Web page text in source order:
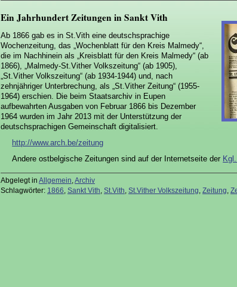
Ein Jahrhundert Zeitungen in Sankt Vith
Ab 1866 gab es in St.Vith eine deutschsprachige
Wochenzeitung, das „Wochenblatt für den Kreis Malmedy“,
die im Nachhinein als „Kreisblatt für den Kreis Malmedy“ (ab
1866), „Malmedy-St.Vither Volkszeitung“ (ab 1905),
„St.Vither Volkszeitung“ (ab 1934-1944) und, nach
zehnjähriger Unterbrechung, als „St.Vither Zeitung“ (1955-
1964) erschien. Die beim Staatsarchiv in Eupen
aufbewahrten Ausgaben von Februar 1866 bis Dezember
1964 wurden im Jahr 2013 mit der Unterstützung der
deutschsprachigen Gemeinschaft digitalisiert.
http://www.arch.be/zeitung
Andere ostbelgische Zeitungen sind auf der Internetseite der
Abgelegt in Allgemein Archiv
Schlagwörter: 1866 Sankt Vith St.Vith St.Vither Volkszeitung Zeitung